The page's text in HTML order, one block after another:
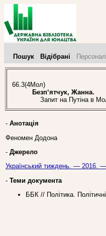
Пошук Відібрані
66.3(4Мол)
Безп‘ятчук, Жанна.
Запит на Путіна в
- Анотація
Феномен Додона
- Джерело
Український тиждень. — 2016.
- Теми документа
ББК // Політика.